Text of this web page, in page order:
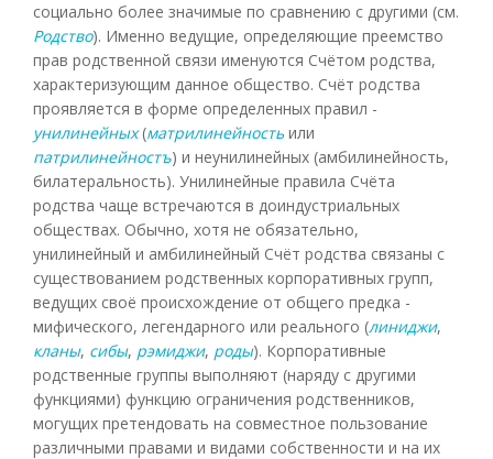
социально более значимые по сравнению с другими (см.
Родство). Именно ведущие, определяющие преемство
прав родственной связи именуются Счётом родства,
характеризующим данное общество. Счёт родства
проявляется в форме определенных правил -
унилинейных(матрилинейностьили
патрилинейностъ) и неунилинейных (амбилинейность,
билатеральность). Унилинейные правила Счёта
родства чаще встречаются в доиндустриальных
обществах. Обычно, хотя не обязательно,
унилинейный и амбилинейный Счёт родства связаны с
существованием родственных корпоративных групп,
ведущих своё происхождение от общего предка -
мифического, легендарного или реального (линиджи,
кланы, сибы, рэмиджи, роды). Корпоративные
родственные группы выполняют (наряду с другими
функциями) функцию ограничения родственников,
могущих претендовать на совместное пользование
различными правами и видами собственности и на их